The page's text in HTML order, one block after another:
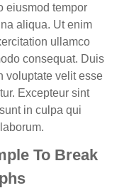
eiusmod tempor
aliqua. Ut enim
ullamco
consequat. Duis
voluptate velit esse
Excepteur sint
in culpa qui
To Break